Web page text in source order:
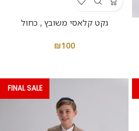
גקט קלאסי משובץ , כחול
₪100
FINAL SALE